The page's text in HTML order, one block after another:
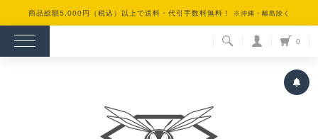
商品総額5,000円（税込）以上で送料・代引手数料無料！ ※沖縄・離島除く
0